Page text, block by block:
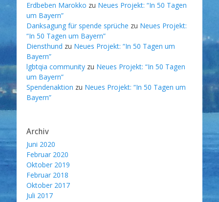
Erdbeben Marokko zu Neues Projekt: “In 50 Tagen
um Bayern”
Danksagung für spende sprüche zu Neues Projekt:
“In 50 Tagen um Bayern”
Diensthund zu Neues Projekt: “In 50 Tagen um
Bayern”
lgbtqia community zu Neues Projekt: “In 50 Tagen
um Bayern”
Spendenaktion zu Neues Projekt: “In 50 Tagen um
Bayern”
Archiv
Juni 2020
Februar 2020
Oktober 2019
Februar 2018
Oktober 2017
Juli 2017